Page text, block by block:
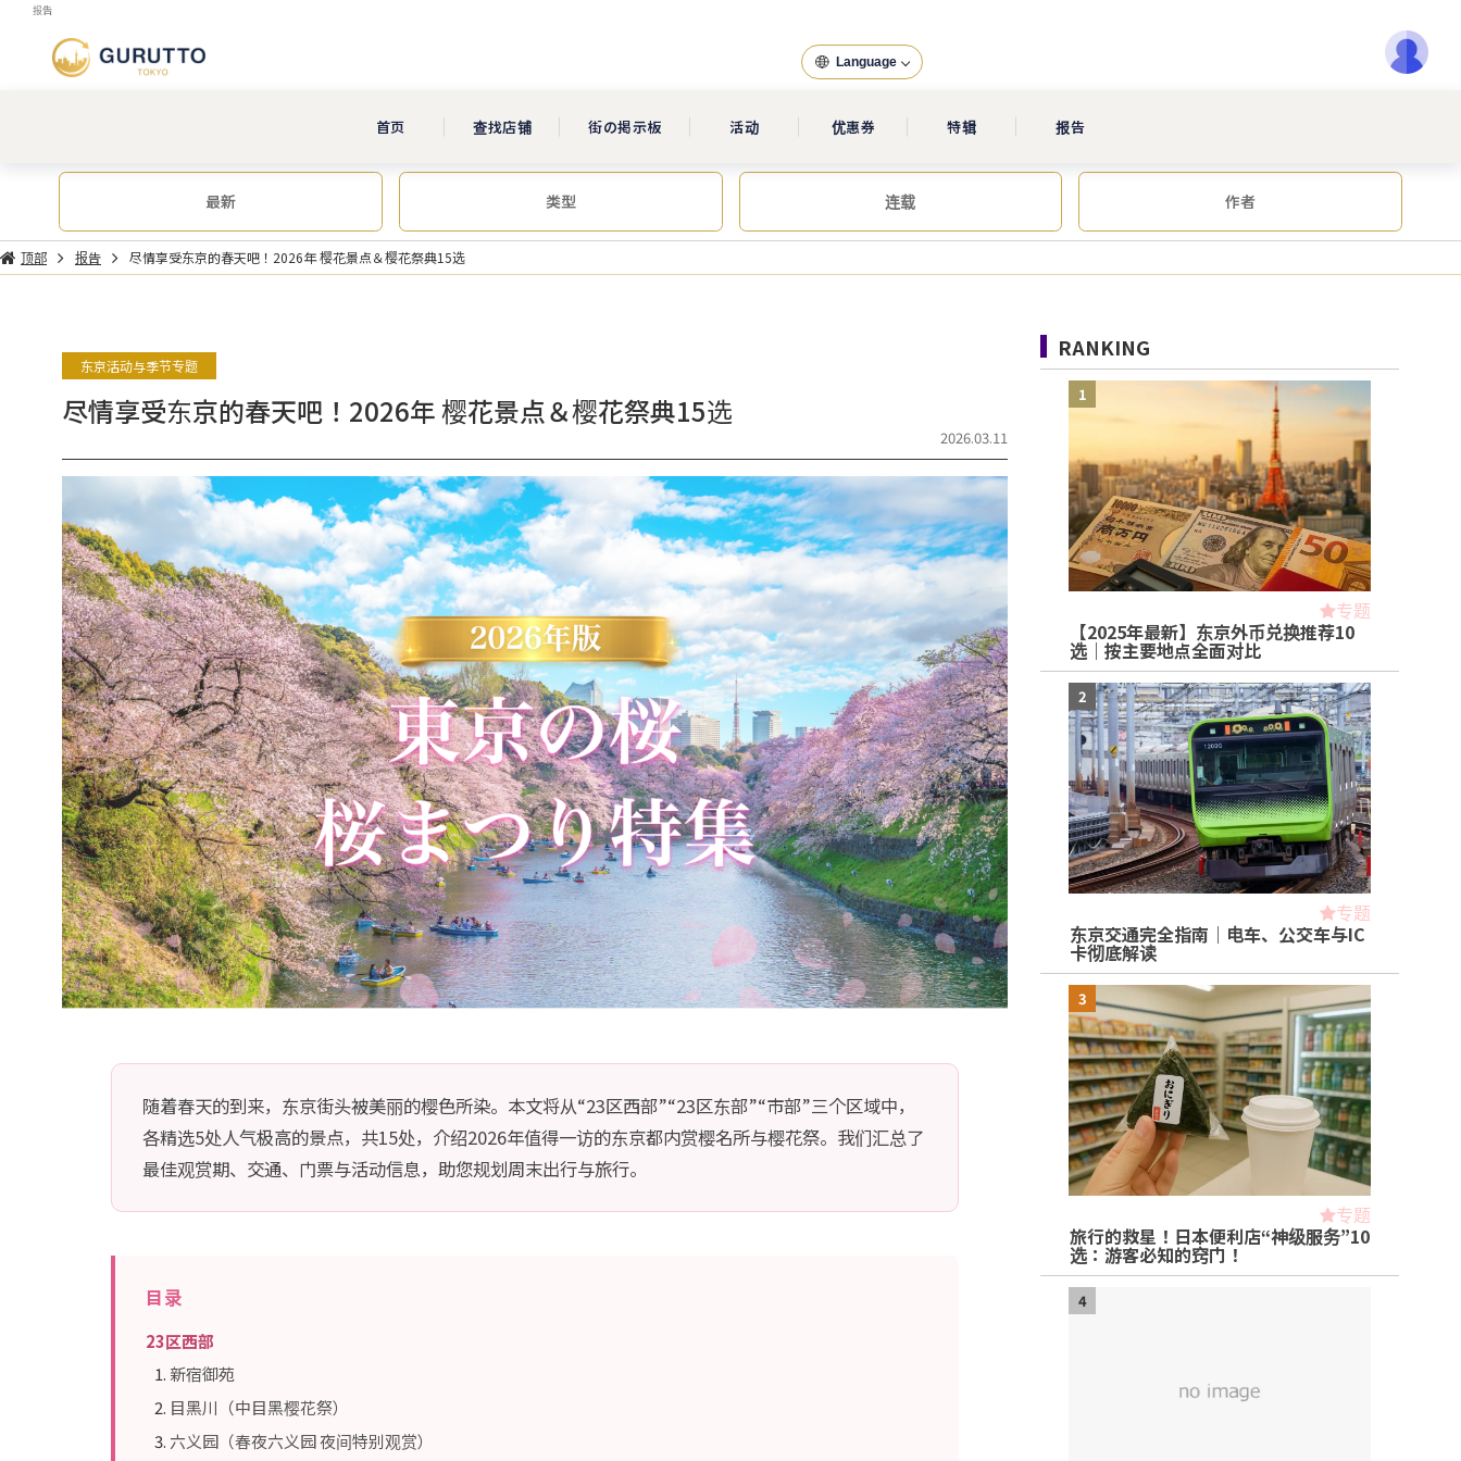
报告
Language
首页 查找店铺 街の掲示板 活动 优惠券 特辑 报告
最新 类型 连载 作者
顶部 报告 尽情享受东京的春天吧！2026年 樱花景点＆樱花祭典15选
东京活动与季节专题
尽情享受东京的春天吧！2026年 樱花景点＆樱花祭典15选
2026.03.11
随着春天的到来，东京街头被美丽的樱色所染。本文将从“23区西部”“23区东部”“市部”三个区域中，
各精选5处人气极高的景点，共15处，介绍2026年值得一访的东京都内赏樱名所与樱花祭。我们汇总了
最佳观赏期、交通、门票与活动信息，助您规划周末出行与旅行。
目录
23区西部
新宿御苑
目黑川（中目黑樱花祭）
六义园（春夜六义园 夜间特别观赏）
RANKING
1
专题
【2025年最新】东京外币兑换推荐10
选｜按主要地点全面对比
2
专题
东京交通完全指南｜电车、公交车与IC
卡彻底解读
3
专题
旅行的救星！日本便利店“神级服务”10
选：游客必知的窍门！
4